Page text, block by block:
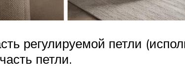
регулируемой петли
петли.